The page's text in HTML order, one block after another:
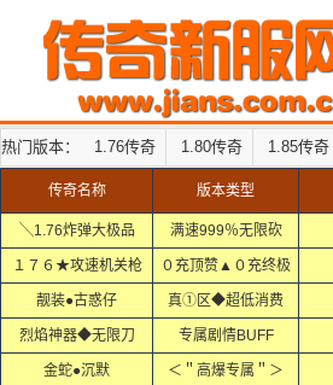
热门版本： 1.76传奇 1.80传奇 1.85传奇
传奇名称 版本类型
╲1.76炸弹大极品 满速999％无限砍
１７６★攻速机关枪 ０充顶赞▲０充终极
靓装●古惑仔 真①区◆超低消费
烈焰神器◆无限刀 专属剧情BUFF
金蛇●沉默 ＜＂高爆专属＂＞